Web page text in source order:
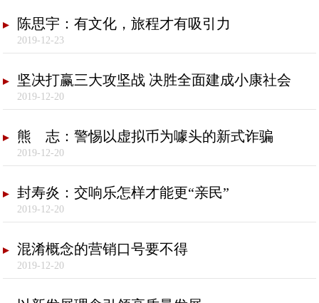
陈思宇：有文化，旅程才有吸引力
2019-12-23
坚决打赢三大攻坚战 决胜全面建成小康社会
2019-12-20
熊 志：警惕以虚拟币为噱头的新式诈骗
2019-12-20
封寿炎：交响乐怎样才能更“亲民”
2019-12-20
混淆概念的营销口号要不得
2019-12-20